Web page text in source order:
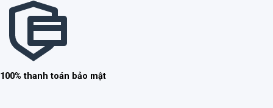
100% thanh toán bảo mật